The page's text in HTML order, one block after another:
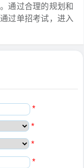
通过合理的规划和
过单招考试，进入
*
*
*
*